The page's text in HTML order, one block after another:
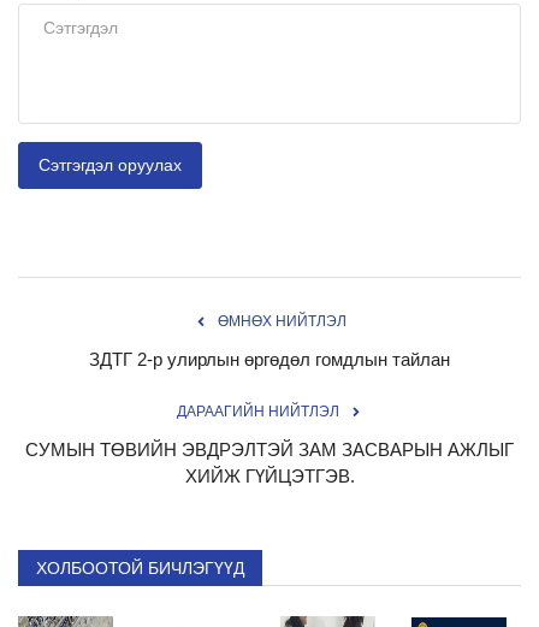
Сэтгэгдэл оруулах
ӨМНӨХ НИЙТЛЭЛ
ЗДТГ 2-р улирлын өргөдөл гомдлын тайлан
ДАРААГИЙН НИЙТЛЭЛ
СУМЫН ТӨВИЙН ЭВДРЭЛТЭЙ ЗАМ ЗАСВАРЫН АЖЛЫГ
ХИЙЖ ГҮЙЦЭТГЭВ.
ХОЛБООТОЙ БИЧЛЭГҮҮД